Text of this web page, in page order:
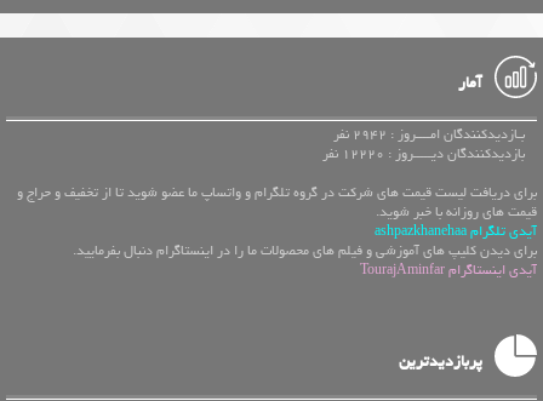
آمار
بـازدیدکنندگان امــــروز : 2942 نفر
بازدیدکنندگان دیـــــروز : 12220 نفر
برای دریافت لیست قیمت های شرکت در گروه تلگرام و واتساپ ما عضو شوید تا از تخفیف و حراج و
قیمت های روزانه با خبر شوید.
آیدی تلگرام ashpazkhanehaa
برای دیدن کلیپ های آموزشی و فیلم های محصولات ما را در اینستاگرام دنبال بفرمایید.
آیدی اینستاگرام TourajAminfar
پربازدیدترین